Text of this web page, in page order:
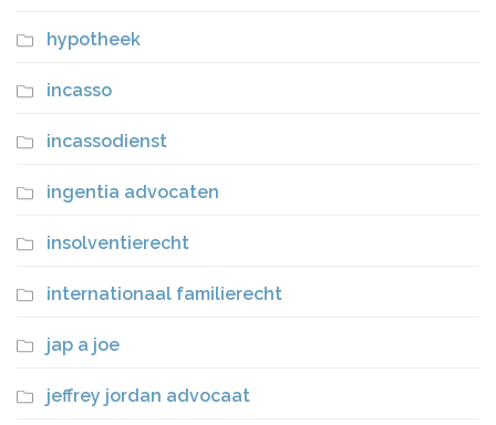
hypotheek
incasso
incassodienst
ingentia advocaten
insolventierecht
internationaal familierecht
jap a joe
jeffrey jordan advocaat